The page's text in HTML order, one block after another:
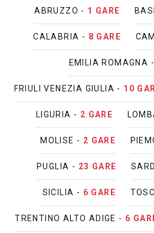
ABRUZZO - 1 GARE
CALABRIA - 8 GARE
EMILIA ROMAGNA -
FRIULI VENEZIA GIULIA - 10
LIGURIA - 2 GARE
MOLISE - 2 GARE
PUGLIA - 23 GARE
SICILIA - 6 GARE
TRENTINO ALTO ADIGE - 6